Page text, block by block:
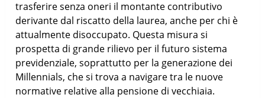
trasferire senza oneri il montante contributivo
derivante dal riscatto della laurea, anche per chi è
attualmente disoccupato. Questa misura si
prospetta di grande rilievo per il futuro sistema
previdenziale, soprattutto per la generazione dei
Millennials, che si trova a navigare tra le nuove
normative relative alla pensione di vecchiaia.